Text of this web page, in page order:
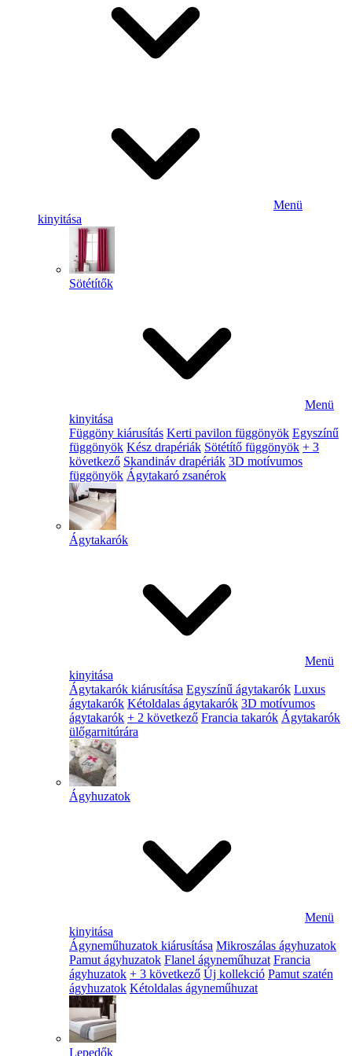
Menü
kinyitása
Sötétítők
Menü
kinyitása
Függöny kiárusítás Kerti pavilon függönyök Egyszínű
függönyök Kész drapériák Sötétítő függönyök + 3
következő Skandináv drapériák 3D motívumos
függönyök Ágytakaró zsanérok
Ágytakarók
Menü
kinyitása
Ágytakarók kiárusítása Egyszínű ágytakarók Luxus
ágytakarók Kétoldalas ágytakarók 3D motívumos
ágytakarók + 2 következő Francia takarók Ágytakarók
ülőgarnitúrára
Ágyhuzatok
Menü
kinyitása
Ágyneműhuzatok kiárusítása Mikroszálas ágyhuzatok
Pamut ágyhuzatok Flanel ágyneműhuzat Francia
ágyhuzatok + 3 következő Új kollekció Pamut szatén
ágyhuzatok Kétoldalas ágyneműhuzat
Lepedők